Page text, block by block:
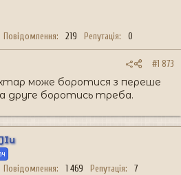
Повідомлення 219 Репутація 0
#1 873
може боротися з переше
друге боротись треба.
Повідомлення 1 469 Репутація
7